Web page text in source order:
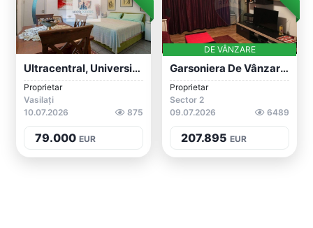
Ultracentral, Universitate, Teatrul Nati...
Proprietar
Vasilați
10.07.2026
875
79.000 EUR
DE VÂNZARE
Garsoniera De Vânzare Rahova Sector 5 Bu...
Proprietar
Sector 2
09.07.2026
6489
207.895 EUR